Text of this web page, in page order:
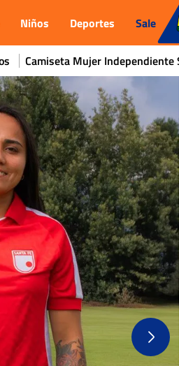
Niños Deportes Sale
Camiseta Mujer Independiente